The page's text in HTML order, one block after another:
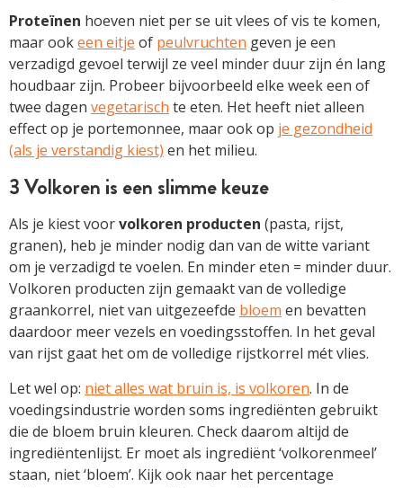
Proteïnen hoeven niet per se uit vlees of vis te komen,
maar ookeen eitje of peulvruchten geven je een
verzadigd gevoel terwijl ze veel minder duur zijn én lang
houdbaar zijn. Probeer bijvoorbeeld elke week een of
twee dagen vegetarisch te eten. Het heeft niet alleen
effect op je portemonnee, maar ook op je gezondheid
(als je verstandig kiest) en het milieu.
3 Volkoren is een slimme keuze
Als je kiest voorvolkoren producten (pasta, rijst,
granen), heb je minder nodig dan van de witte variant
om je verzadigd te voelen. En minder eten = minder duur.
Volkoren producten zijn gemaakt van de volledige
graankorrel, niet van uitgezeefde bloem en bevatten
daardoor meer vezels en voedingsstoffen. In het geval
van rijst gaat het om de volledige rijstkorrel mét vlies.
Let wel op: niet alles wat bruin is, is volkoren. In de
voedingsindustrie worden soms ingrediënten gebruikt
die de bloem bruin kleuren. Check daarom altijd de
ingrediëntenlijst. Er moet als ingrediënt ‘volkorenmeel’
staan, niet ‘bloem’. Kijk ook naar het percentage